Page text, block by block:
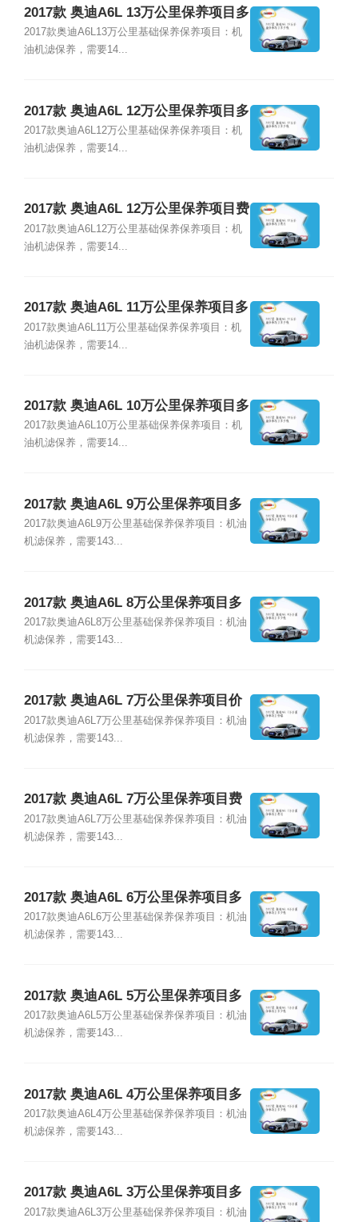
2017款 奥迪A6L 13万公里保养项目多
少钱
2017款奥迪A6L13万公里基础保养保养项目：机
油机滤保养，需要14...
2017款 奥迪A6L 12万公里保养项目多
少钱
2017款奥迪A6L12万公里基础保养保养项目：机
油机滤保养，需要14...
2017款 奥迪A6L 12万公里保养项目费
用
2017款奥迪A6L12万公里基础保养保养项目：机
油机滤保养，需要14...
2017款 奥迪A6L 11万公里保养项目多
少钱
2017款奥迪A6L11万公里基础保养保养项目：机
油机滤保养，需要14...
2017款 奥迪A6L 10万公里保养项目多
少钱
2017款奥迪A6L10万公里基础保养保养项目：机
油机滤保养，需要14...
2017款 奥迪A6L 9万公里保养项目多
少钱
2017款奥迪A6L9万公里基础保养保养项目：机油
机滤保养，需要143...
2017款 奥迪A6L 8万公里保养项目多
少钱
2017款奥迪A6L8万公里基础保养保养项目：机油
机滤保养，需要143...
2017款 奥迪A6L 7万公里保养项目价
格
2017款奥迪A6L7万公里基础保养保养项目：机油
机滤保养，需要143...
2017款 奥迪A6L 7万公里保养项目费
用
2017款奥迪A6L7万公里基础保养保养项目：机油
机滤保养，需要143...
2017款 奥迪A6L 6万公里保养项目多
少钱
2017款奥迪A6L6万公里基础保养保养项目：机油
机滤保养，需要143...
2017款 奥迪A6L 5万公里保养项目多
少钱
2017款奥迪A6L5万公里基础保养保养项目：机油
机滤保养，需要143...
2017款 奥迪A6L 4万公里保养项目多
少钱
2017款奥迪A6L4万公里基础保养保养项目：机油
机滤保养，需要143...
2017款 奥迪A6L 3万公里保养项目多
少钱
2017款奥迪A6L3万公里基础保养保养项目：机油